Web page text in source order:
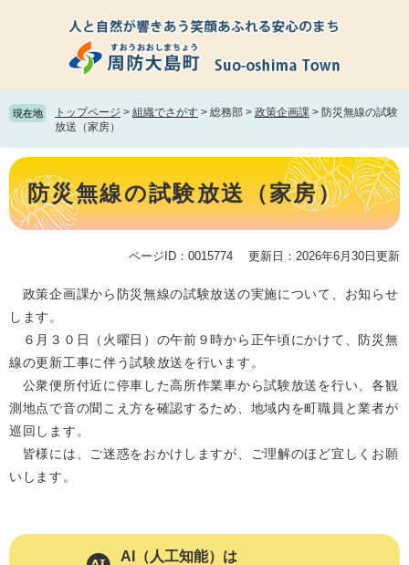
頭
で
飛
ば
て
文
へ
現在地 トップページ > 組織でさがす > 総務部 > 政策企画課 > 防災無線の試験
放送（家房）
本
文 防災無線の試験放送（家房）
ページID：0015774 更新日：2026年6月30日更新
政策企画課から防災無線の試験放送の実施について、お知らせ
します。
６月３０日（火曜日）の午前９時から正午頃にかけて、防災無
線の更新工事に伴う試験放送を行います。
公衆便所付近に停車した高所作業車から試験放送を行い、各観
測地点で音の聞こえ方を確認するため、地域内を町職員と業者が
巡回します。
皆様には、ご迷惑をおかけしますが、ご理解のほど宜しくお願
いします。
AI（人工知能）は